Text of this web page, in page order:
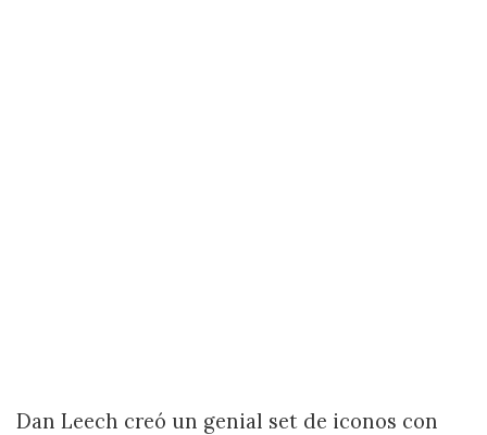
Dan Leech creó un genial set de iconos con